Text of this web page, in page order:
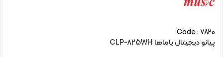
Code : 7820
پیانو دیجیتال یاماها CLP-825WH